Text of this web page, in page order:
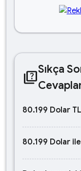
quizSıkça
80.199 Dolar
80.199 Dolar